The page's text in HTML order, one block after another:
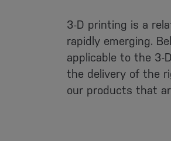
3-D printing is a
rapidly emerging.
applicable to the 3-
the delivery of the
our products that